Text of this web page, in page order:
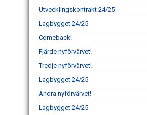
Utvecklingskontrakt 24/25
Lagbygget 24/25
Comeback!
Fjärde nyförvärvet!
Tredje nyförvärvet!
Lagbygget 24/25
Andra nyförvärvet!
Lagbygget 24/25